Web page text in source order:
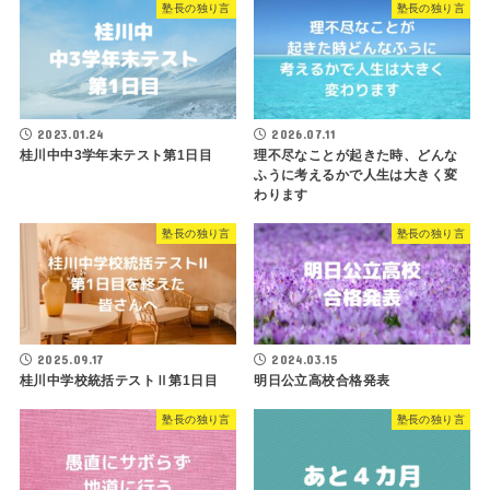
塾長の独り言
2023.01.24
桂川中中3学年末テスト第1日目
塾長の独り言
2026.07.11
理不尽なことが起きた時、どんな
ふうに考えるかで人生は大きく変
わります
塾長の独り言
2025.09.17
桂川中学校統括テストⅡ第1日目
塾長の独り言
2024.03.15
明日公立高校合格発表
塾長の独り言 塾長の独り言